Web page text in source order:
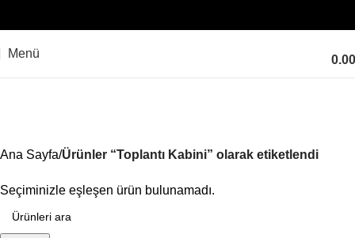
Menü 0.00
Ana Sayfa Ürünler “Toplantı Kabini” olarak etiketlendi
Seçiminizle eşleşen ürün bulunamadı.